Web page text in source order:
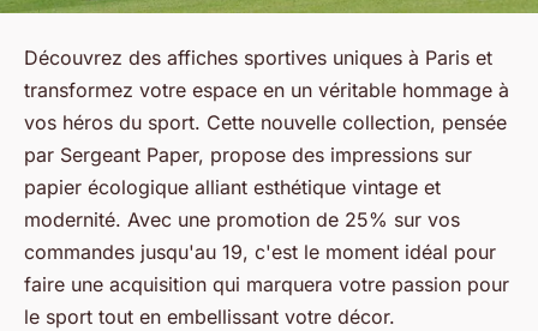
Découvrez des affiches sportives uniques à Paris et
transformez votre espace en un véritable hommage à
vos héros du sport. Cette nouvelle collection, pensée
par Sergeant Paper, propose des impressions sur
papier écologique alliant esthétique vintage et
modernité. Avec une promotion de 25% sur vos
commandes jusqu'au 19, c'est le moment idéal pour
faire une acquisition qui marquera votre passion pour
le sport tout en embellissant votre décor.